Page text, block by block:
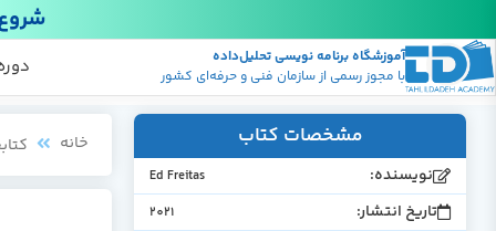
آموزشگاه برنامه نویسی تحلیل‌داده
با مجوز رسمی از سازمان فنی و حرفه‌ای کشور
مشخصات کتاب
نویسنده: Ed Freitas
تاریخ انتشار: 2021
خانه